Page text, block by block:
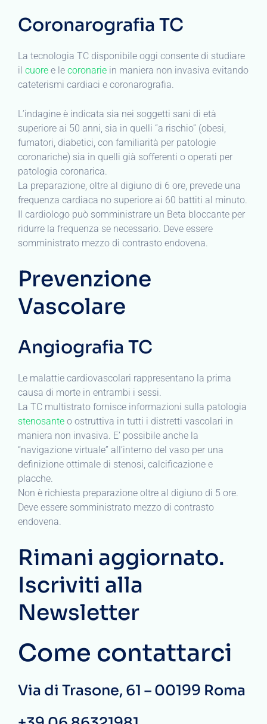
Coronarografia TC
La tecnologia TC disponibile oggi consente di studiare
il cuore e le coronarie in maniera non invasiva evitando
cateterismi cardiaci e coronarografia.
L’indagine è indicata sia nei soggetti sani di età
superiore ai 50 anni, sia in quelli “a rischio” (obesi,
fumatori, diabetici, con familiarità per patologie
coronariche) sia in quelli già sofferenti o operati per
patologia coronarica.
La preparazione, oltre al digiuno di 6 ore, prevede una
frequenza cardiaca no superiore ai 60 battiti al minuto.
Il cardiologo può somministrare un Beta bloccante per
ridurre la frequenza se necessario. Deve essere
somministrato mezzo di contrasto endovena.
Prevenzione
Vascolare
Angiografia TC
Le malattie cardiovascolari rappresentano la prima
causa di morte in entrambi i sessi.
La TC multistrato fornisce informazioni sulla patologia
stenosante o ostruttiva in tutti i distretti vascolari in
maniera non invasiva. E’ possibile anche la
“navigazione virtuale” all’interno del vaso per una
definizione ottimale di stenosi, calcificazione e
placche.
Non è richiesta preparazione oltre al digiuno di 5 ore.
Deve essere somministrato mezzo di contrasto
endovena.
Rimani aggiornato.
Iscriviti alla
Newsletter
Come contattarci
Via di Trasone, 61 – 00199 Roma